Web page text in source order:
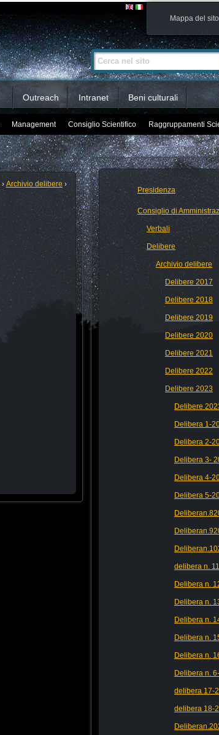
Mappa del sito
Cerca nel sito
Ricerca
avanzata…
Outreach Intranet Beni culturali
Management Consiglio Scientifico Raggruppamenti
› Archivio delibere ›
Presidenza
Consiglio di
Verbali
Delibere
Archivio delibere
Delibere 2017
Delibere 2018
Delibere 2019
Delibere 2020
Delibere 2021
Delibere 2022
Delibere 2023
Delibere
Delibera 1-
Delibera 2-
Delibera 3-
Delibera 4-
Delibera 5-
delibera n.
Delibera n.
Delibera n.
Delibera n.
Delibera n.
Delibera n.
Delibera n.
delibera 17-
delibera 18-